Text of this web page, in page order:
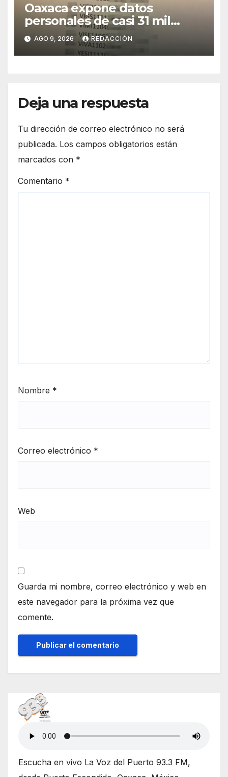
Oaxaca expone datos
personales de casi 31 mil
adolescentes en resultados
de bachillerato
AGO 9, 2026 REDACCIÓN
Deja una respuesta
Tu dirección de correo electrónico no será
publicada. Los campos obligatorios están
marcados con *
Comentario *
Nombre *
Correo electrónico *
Web
Guarda mi nombre, correo electrónico y web en
este navegador para la próxima vez que
comente.
Escucha en vivo La Voz del Puerto 93.3 FM,